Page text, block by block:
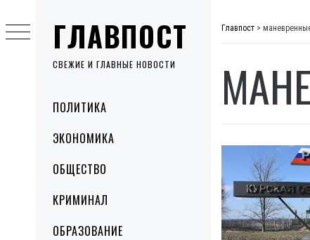
ГЛАВПОСТ
СВЕЖИЕ И ГЛАВНЫЕ НОВОСТИ
MenuПОЛИТИКА
ЭКОНОМИКА
ОБЩЕСТВО
КРИМИНАЛ
ОБРАЗОВАНИЕ
to
content
Главпост >